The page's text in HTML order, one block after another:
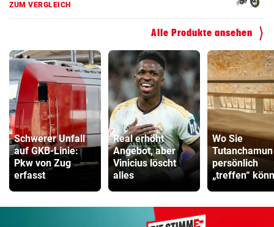
ZUM VERGLEICH
Alle Produkte ansehen
Schwerer Unfall
auf GKB-Linie:
Pkw von Zug
erfasst
Real erhöht
Angebot, aber
Vinicius löscht
alles
Wo Sie
Tutanchamun
persönlich
„treffen“